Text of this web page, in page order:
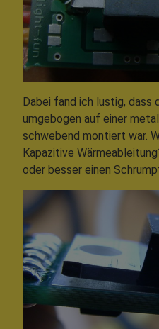
Dabei fand ich lustig, dass
umgebogen auf einer
schwebend montiert war.
Kapazitive
oder besser einen